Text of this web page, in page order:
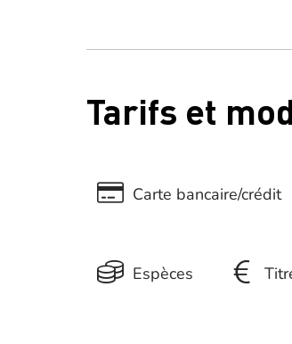
Tarifs et
Carte bancaire/crédit
Espèces